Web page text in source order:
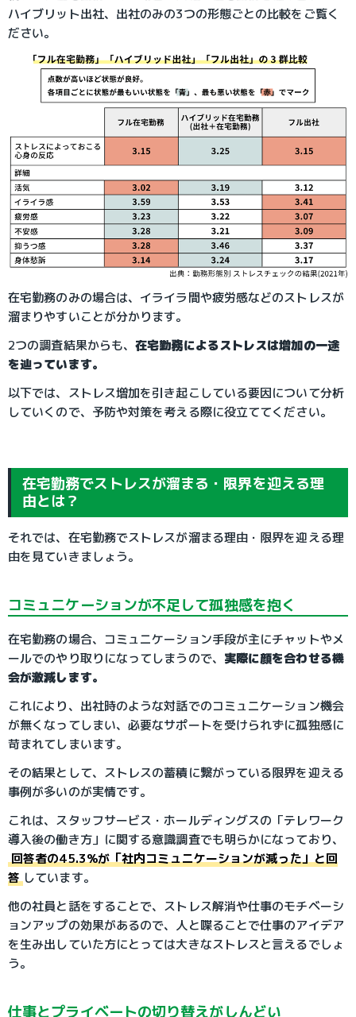
ハイブリット出社、出社のみの3つの形態ごとの比較をご覧く
ださい。
在宅勤務のみの場合は、イライラ間や疲労感などのストレスが
溜まりやすいことが分かります。
2つの調査結果からも、在宅勤務によるストレスは増加の一途
を辿っています。
以下では、ストレス増加を引き起こしている要因について分析
していくので、予防や対策を考える際に役立ててください。
在宅勤務でストレスが溜まる・限界を迎える理
由とは？
それでは、在宅勤務でストレスが溜まる理由・限界を迎える理
由を見ていきましょう。
コミュニケーションが不足して孤独感を抱く
在宅勤務の場合、コミュニケーション手段が主にチャットやメ
ールでのやり取りになってしまうので、 実際に顔を合わせる機
会が激減します。
これにより、出社時のような対話でのコミュニケーション機会
が無くなってしまい、必要なサポートを受けられずに孤独感に
苛まれてしまいます。
その結果として、ストレスの蓄積に繋がっている限界を迎える
事例が多いのが実情です。
これは、スタッフサービス・ホールディングスの「テレワーク
導入後の働き方」に関する意識調査でも明らかになっており、
回答者の45.3%が「社内コミュニケーションが減った」と回
答 しています。
他の社員と話をすることで、ストレス解消や仕事のモチベーシ
ョンアップの効果があるので、人と喋ることで仕事のアイデア
を生み出していた方にとっては大きなストレスと言えるでしょ
う。
仕事とプライベートの切り替えがしんどい